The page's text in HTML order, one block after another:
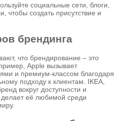
социальные сети, блоги,
чтобы создать присутствие и
брендинга
что брендирование – это
Apple вызывает
и премиум-классом благодаря
подходу к клиентам. IKEA,
вокруг доступности и
её любимой среди